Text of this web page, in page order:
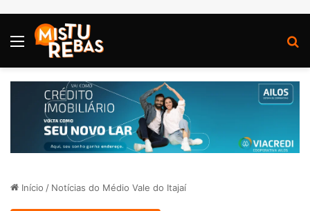
Menu
Início / Notícias do Médio Vale do Itajaí